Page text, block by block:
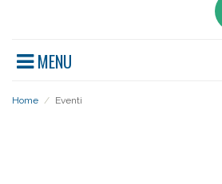
MENU
Home / Eventi